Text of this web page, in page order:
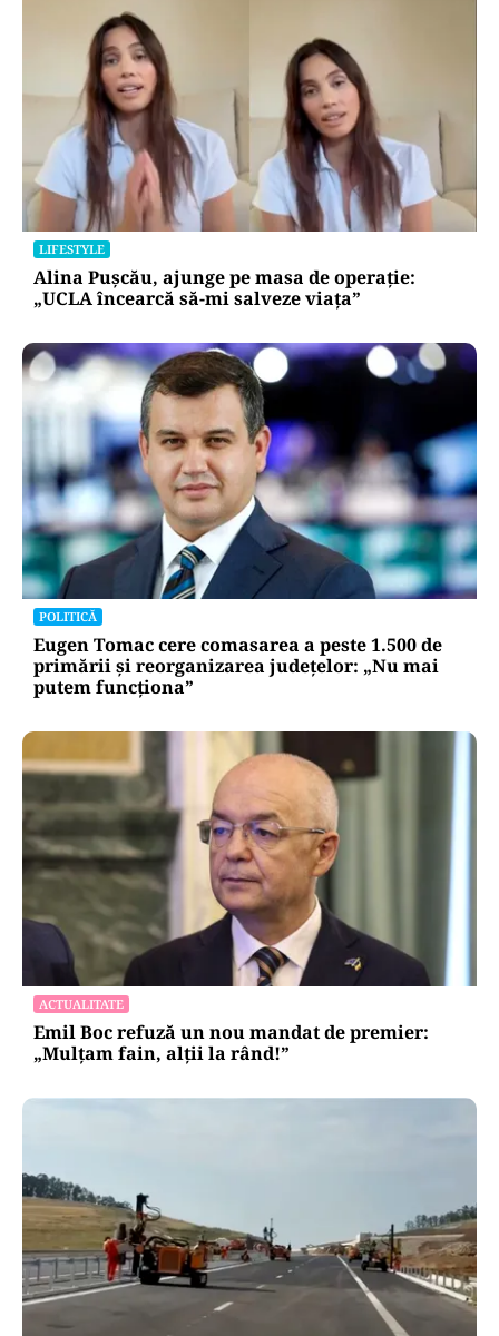
LIFESTYLE
Alina Pușcău, ajunge pe masa de operație:
„UCLA încearcă să-mi salveze viața”
POLITICĂ
Eugen Tomac cere comasarea a peste 1.500 de
primării și reorganizarea județelor: „Nu mai
putem funcționa”
ACTUALITATE
Emil Boc refuză un nou mandat de premier:
„Mulțam fain, alții la rând!”